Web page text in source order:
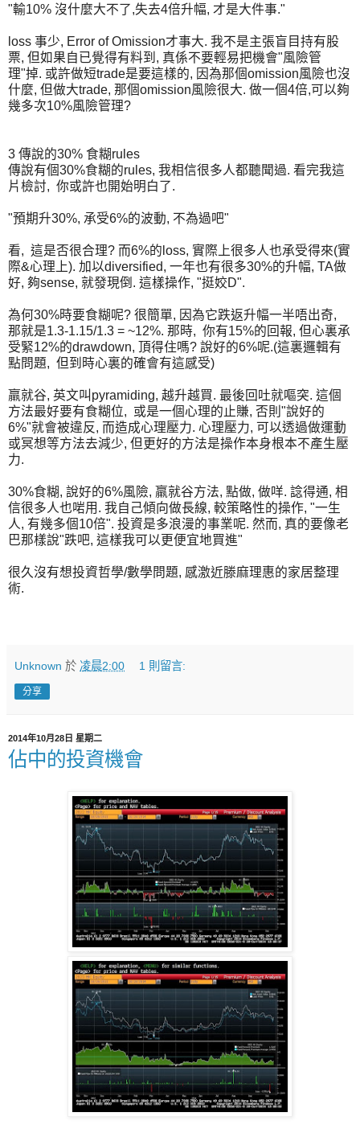
"輸10% 沒什麼大不了,失去4倍升幅, 才是大件事."
loss 事少, Error of Omission才事大. 我不是主張盲目持有股
票, 但如果自已覺得有料到, 真係不要輕易把機會"風險管
理"掉. 或許做短trade是要這樣的, 因為那個omission風險也沒
什麼, 但做大trade, 那個omission風險很大. 做一個4倍,可以夠
幾多次10%風險管理?
3 傳說的30% 食糊rules
傳說有個30%食糊的rules, 我相信很多人都聽聞過. 看完我這
片檢討, 你或許也開始明白了.
"預期升30%, 承受6%的波動, 不為過吧"
看, 這是否很合理? 而6%的loss, 實際上很多人也承受得來(實
際&心理上). 加以diversified, 一年也有很多30%的升幅, TA做
好, 夠sense, 就發現倒. 這樣操作, "挺姣D".
為何30%時要食糊呢? 很簡單, 因為它跌返升幅一半唔出奇,
那就是1.3-1.15/1.3 = ~12%. 那時, 你有15%的回報, 但心裏承
受緊12%的drawdown, 頂得住嗎? 說好的6%呢.(這裏邏輯有
點問題, 但到時心裏的確會有這感受)
羸就谷, 英文叫pyramiding, 越升越買. 最後回吐就嘔突. 這個
方法最好要有食糊位, 或是一個心理的止賺, 否則"說好的
6%"就會被違反, 而造成心理壓力. 心理壓力, 可以透過做運動
或冥想等方法去減少, 但更好的方法是操作本身根本不產生壓
力.
30%食糊, 說好的6%風險, 羸就谷方法, 點做, 做咩. 諗得通, 相
信很多人也啱用. 我自己傾向做長線, 較策略性的操作, "一生
人, 有幾多個10倍". 投資是多浪漫的事業呢. 然而, 真的要像老
巴那樣說"跌吧, 這樣我可以更便宜地買進"
很久沒有想投資哲學/數學問題, 感激近滕麻理惠的家居整理
術.
Unknown 於 凌晨2:00 1 則留言:
分享
2014年10月28日 星期二
佔中的投資機會